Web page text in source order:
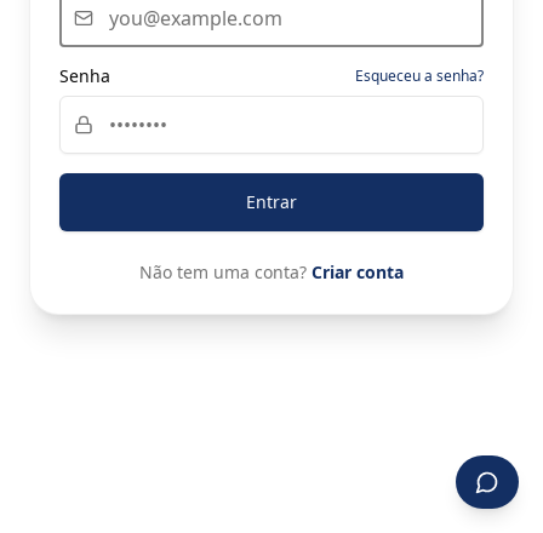
Senha Esqueceu a senha?
Entrar
Não tem uma conta? Criar conta